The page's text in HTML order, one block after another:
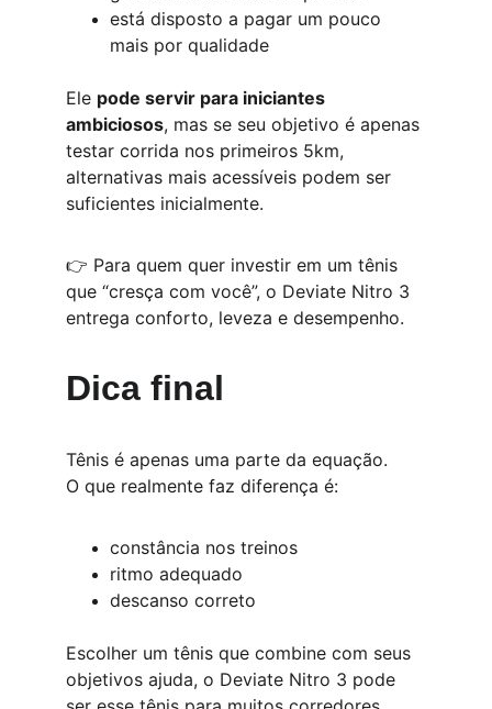
está disposto a pagar um pouco
mais por qualidade
Ele pode servir para iniciantes
ambiciosos, mas se seu objetivo é apenas
testar corrida nos primeiros 5km,
alternativas mais acessíveis podem ser
suficientes inicialmente.
👉 Para quem quer investir em um tênis
que “cresça com você”, o Deviate Nitro 3
entrega conforto, leveza e desempenho.
Dica final
Tênis é apenas uma parte da equação.
O que realmente faz diferença é:
constância nos treinos
ritmo adequado
descanso correto
Escolher um tênis que combine com seus
objetivos ajuda, o Deviate Nitro 3 pode